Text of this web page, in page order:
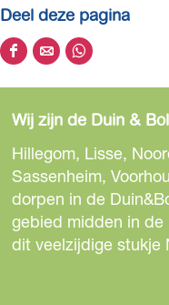
Deel deze pagina
D
e
l
d
e
z
e
p
D
e
l
d
e
z
e
p
D
e
l
d
e
z
e
p
Wij zijn de Duin &
Hillegom, Lisse,
Sassenheim,
dorpen in de
gebied midden in
dit veelzijdige stukje